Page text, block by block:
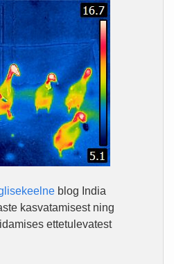
blog India
kasvatamisest ning
ettetulevatest